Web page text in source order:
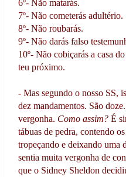
6º- Não matarás.
7º- Não cometerás adultério.
8º- Não roubarás.
9º- Não darás falso
10º- Não cobiçarás a casa
teu próximo.
- Mas segundo o nosso SS,
dez mandamentos. São
vergonha. Como assim?É
tábuas de pedra, contendo
tropeçando e deixando uma
sentia muita vergonha de
que o Sidney Sheldon